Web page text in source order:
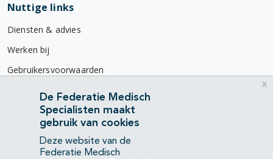
Nuttige links
Diensten & advies
Werken bij
Gebruikersvoorwaarden
Privacyverklaring
Contact
Mercatorlaan 1200
3528 BL Utrecht
De Federatie Medisch
Specialisten maakt
gebruik van cookies
Deze website van de
Federatie Medisch
x